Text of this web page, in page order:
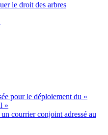
le droit des arbres
pour le déploiement du «
»
courrier conjoint adressé au